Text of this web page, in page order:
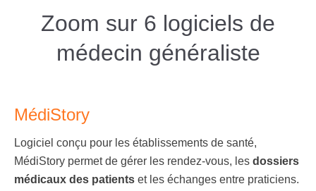
Zoom sur 6 logiciels de
médecin généraliste
MédiStory
Logiciel conçu pour les établissements de santé,
MédiStory permet de gérer les rendez-vous, les dossiers
médicaux des patients et les échanges entre praticiens.